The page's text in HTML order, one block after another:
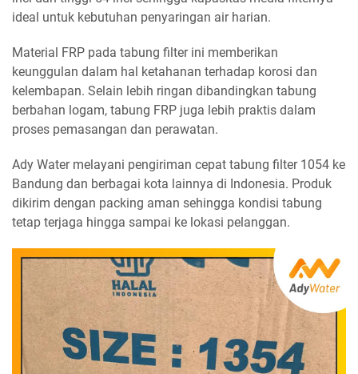
ideal untuk kebutuhan penyaringan air harian.
Material FRP pada tabung filter ini memberikan
keunggulan dalam hal ketahanan terhadap korosi dan
kelembapan. Selain lebih ringan dibandingkan tabung
berbahan logam, tabung FRP juga lebih praktis dalam
proses pemasangan dan perawatan.
Ady Water melayani pengiriman cepat tabung filter 1054 ke
Bandung dan berbagai kota lainnya di Indonesia. Produk
dikirim dengan packing aman sehingga kondisi tabung
tetap terjaga hingga sampai ke lokasi pelanggan.